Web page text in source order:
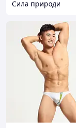
Сила природи